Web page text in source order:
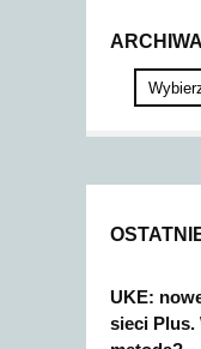
ARCHIWA
UKE:
sieci Plus.